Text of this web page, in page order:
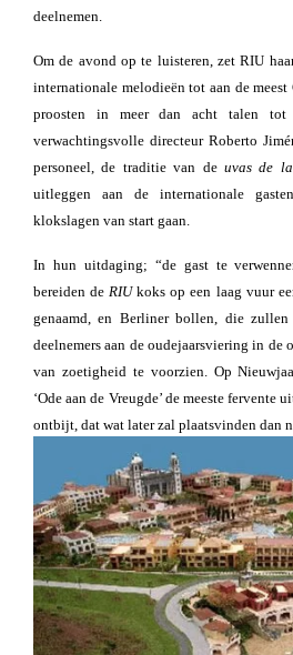
deelnemen.
Om de avond op te luisteren, zet RIU
internationale melodieën tot aan de meest
proosten in meer dan acht talen
verwachtingsvolle directeur Roberto
personeel, de traditie van de uvas de
uitleggen aan de internationale
klokslagen van start gaan.
In hun uitdaging; “de gast te
bereiden deRIUkoks op een laag vuur
genaamd, en Berliner bollen, die
deelnemers aan de oudejaarsviering in de
van zoetigheid te voorzien. Op
‘Ode aan de Vreugde’ de meeste fervente
ontbijt, dat wat later zal plaatsvinden dan